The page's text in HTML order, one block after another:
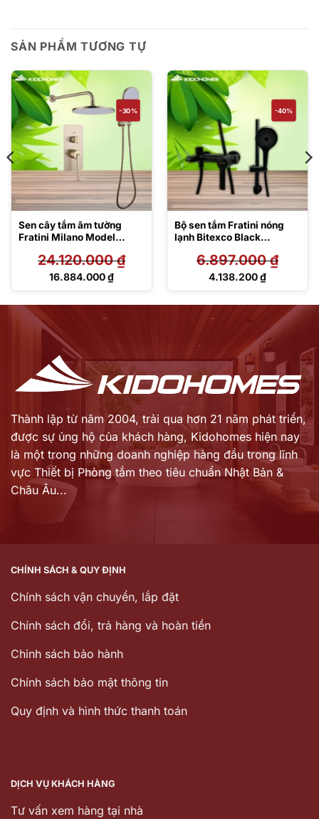
SẢN PHẨM TƯƠNG TỰ
-30%
Sen cây tắm âm tường
Fratini Milano Model
24.120.000₫
Giá
16.884.000₫
Giá
-40%
Bộ sen tắm Fratini nóng
lạnh Bitexco Black
6.897.000₫
Giá
6.897.000 ₫.
4.138.200₫
Giá
4.138.200 ₫.
Thành lập từ năm 2004, trải qua hơn 21 năm phát triển,
được sự ủng hộ của khách hàng, Kidohomes hiện nay
là một trong những doanh nghiệp hàng đầu trong lĩnh
vực Thiết bị Phòng tắm theo tiêu chuẩn Nhật Bản &
Châu Âu...
CHÍNH SÁCH & QUY ĐỊNH
Chính sách vận chuyển, lắp đặt
Chính sách đổi, trả hàng và hoàn tiền
Chinh sách bảo hành
Chính sách bảo mật thông tin
Quy định và hình thức thanh toán
DỊCH VỤ KHÁCH HÀNG
Tư vấn xem hàng tại nhà